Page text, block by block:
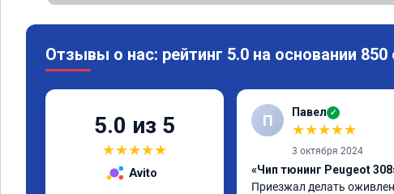
Отзывы о нас: рейтинг 5.0 на основании 850
5.0 из 5
★★★★★
Avito
П Павел ✓
★★★★★
3 октября 2024
«Чип тюнинг Peugeot
Приезжал делать